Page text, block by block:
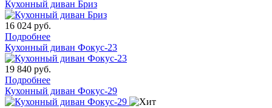
Кухонный диван Бриз
16 024 руб.
Подробнее
Кухонный диван Фокус-23
19 840 руб.
Подробнее
Кухонный диван Фокус-29